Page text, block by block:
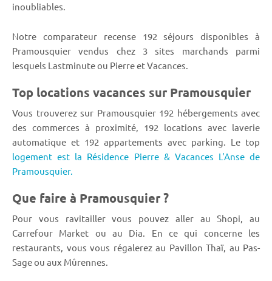
inoubliables.
Notre comparateur recense 192 séjours disponibles à
Pramousquier vendus chez 3 sites marchands parmi
lesquels Lastminute ou Pierre et Vacances.
Top locations vacances sur Pramousquier
Vous trouverez sur Pramousquier 192 hébergements avec
des commerces à proximité, 192 locations avec laverie
automatique et 192 appartements avec parking. Le top
logement est la Résidence Pierre & Vacances L'Anse de
Pramousquier.
Que faire à Pramousquier ?
Pour vous ravitailler vous pouvez aller au Shopi, au
Carrefour Market ou au Dia. En ce qui concerne les
restaurants, vous vous régalerez au Pavillon Thaï, au Pas-
Sage ou aux Mûrennes.